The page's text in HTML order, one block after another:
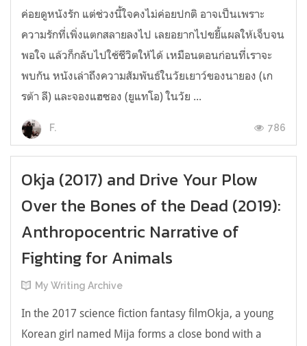
ค่อยดูหนังรัก แต่ช่วงนี้ใจคงไม่ค่อยปกติ อาจเป็นเพราะ
ความรักที่เพิ่งแตกสลายลงไป เลยอยากไปขยี้แผลให้เจ็บจน
พอใจ แล้วก็กลับไปใช้ชีวิตให้ได้ เหมือนตอนก่อนที่เราจะ
พบกัน หนังเล่าถึงความสัมพันธ์ในวัยเยาว์ของนายอง (เก
รต้า ลี) และจองแฮซอง (ยูแทโอ) ในวัย ...
F. 786
Okja (2017) and Drive Your Plow
Over the Bones of the Dead (2019):
Anthropocentric Narrative of
Fighting for Animals
My Writing Archive
In the 2017 science fiction fantasy filmOkja, a young
Korean girl named Mija forms a close bond with a